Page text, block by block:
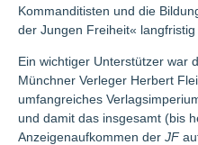
Kommanditisten und die
der Jungen Freiheit« langfristig
Ein wichtiger Unterstützer war
Münchner Verleger Herbert
umfangreiches
und damit das insgesamt (bis
Anzeigenaufkommen der JF